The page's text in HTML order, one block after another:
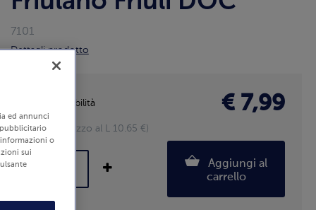
7101
Dettagli prodotto
Disponibilità € 7,99
750ml (Prezzo al L 10.65 €)
Aggiungi al
carrello
ed annunci
o
sui